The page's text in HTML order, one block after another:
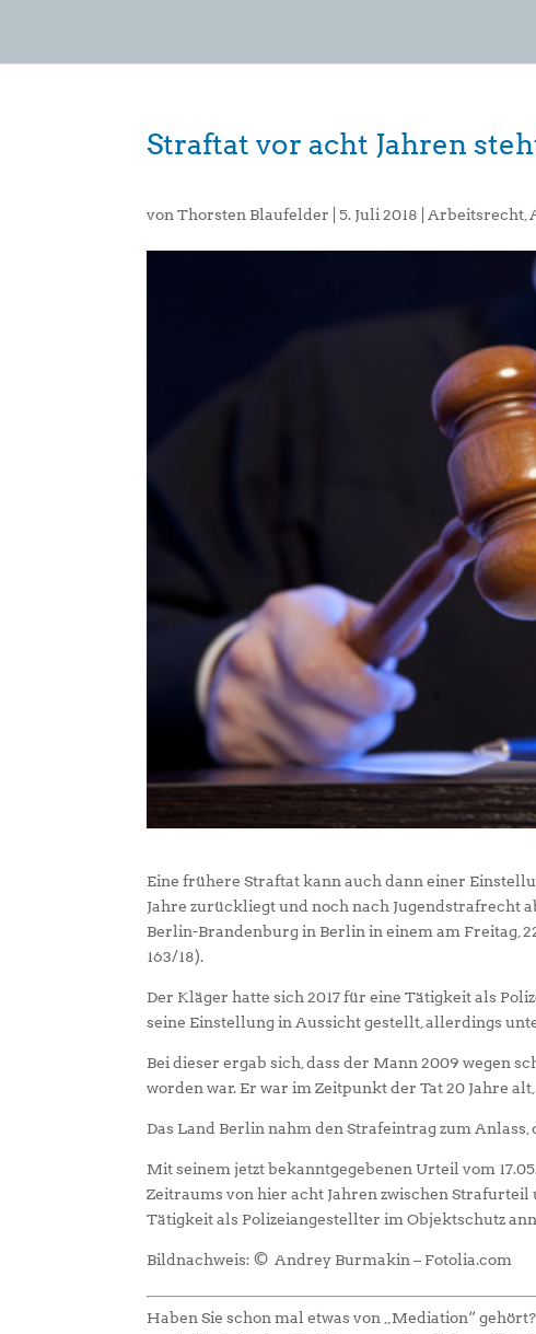
Straftat vor acht Jahren
vonThorsten Blaufelder |5. Juli 2018 Arbeitsrecht
Eine frühere Straftat kann auch dann einer
Jahre zurückliegt und noch nach Jugendstrafrecht
Berlin-Brandenburg in Berlin in einem am Freitag,
163/18).
Der Kläger hatte sich 2017 für eine Tätigkeit als
seine Einstellung in Aussicht gestellt, allerdings
Bei dieser ergab sich, dass der Mann 2009 wegen
worden war. Er war im Zeitpunkt der Tat 20 Jahre
Das Land Berlin nahm den Strafeintrag zum
Mit seinem jetzt bekanntgegebenen Urteil vom
Zeitraums von hier acht Jahren zwischen
Tätigkeit als Polizeiangestellter im Objektschutz
Bildnachweis: © Andrey Burmakin – Fotolia.com
Haben Sie schon mal etwas von „Mediation“